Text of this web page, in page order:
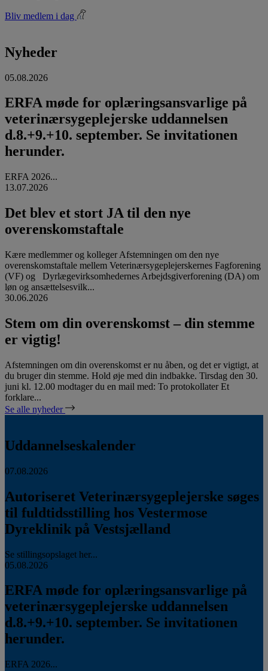
Bliv medlem i dag
Nyheder
05.08.2026
ERFA møde for oplæringsansvarlige på
veterinærsygeplejerske uddannelsen
d.8.+9.+10. september. Se invitationen
herunder.
ERFA 2026...
13.07.2026
Det blev et stort JA til den nye
overenskomstaftale
Kære medlemmer og kolleger Afstemningen om den nye
overenskomstaftale mellem Veterinærsygeplejerskernes Fagforening
(VF) og Dyrlægevirksomhedernes Arbejdsgiverforening (DA) om
løn og ansættelsesvilk...
30.06.2026
Stem om din overenskomst – din stemme
er vigtig!
Afstemningen om din overenskomst er nu åben, og det er vigtigt, at
du bruger din stemme. Hold øje med din indbakke. Tirsdag den 30.
juni kl. 12.00 modtager du en mail med: To protokollater Et
forklare...
Se alle nyheder
Uddannelseskalender
07.08.2026
Autoriseret Veterinærsygeplejerske søges
til fuldtidsstilling hos Vestermose
Dyreklinik på Vestsjælland
Se stillingsopslaget her...
05.08.2026
ERFA møde for oplæringsansvarlige på
veterinærsygeplejerske uddannelsen
d.8.+9.+10. september. Se invitationen
herunder.
ERFA 2026...